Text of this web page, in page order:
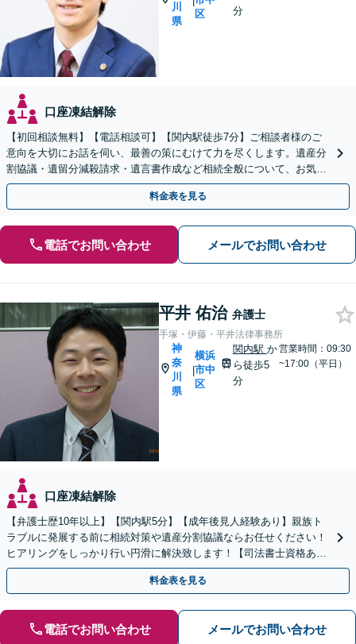
川
県
区
分
口座凍結解除
【初回相談無料】【電話相談可】【関内駅徒歩7分】ご相談者様のご
意向を大切にお話を伺い、最善の策にむけて力を尽くします。遺産分
割協議・遺留分減殺請求・遺言書作成など相続全般について、お気軽
にご相談ください。
料金表を見る
電話でお問い合わせ メールでお問い合わせ
平井 佑治 弁護士
手塚・伊藤・平井法律事務所
神
奈
川
県
|
横浜
市中
区
関内駅 か
ら徒歩5
分
営業時間：09:30
~17:00（平日）
口座凍結解除
【弁護士歴10年以上】【関内駅5分】【成年後見人経験あり】親族ト
ラブルに発展する前に相続対策や遺産分割協議ならお任せください！
ヒアリングをしっかり行い円滑に解決致します！【司法書士資格あ
り】【子連れ相談可】【夜間/休日対応可】
料金表を見る
電話でお問い合わせ メールでお問い合わせ